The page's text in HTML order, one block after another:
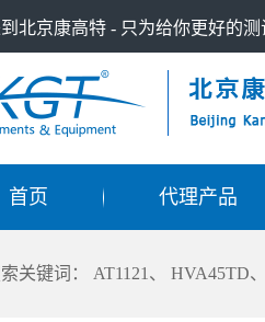
北京康高特 - 只为给你更好的
首页 代理产品
关键词： AT1121 、 HVA45TD、